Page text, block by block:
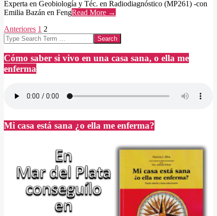
Experta en Geobiología y Téc. en Radiodiagnóstico (MP261) -con
Emilia Bazán en FengRead More →
Paginación
de
entradas
Anteriores 1 2
Search
Cómo saber si vivo en una casa sana, o ella me
enferma
Mi casa está sana ¿o ella me enferma?